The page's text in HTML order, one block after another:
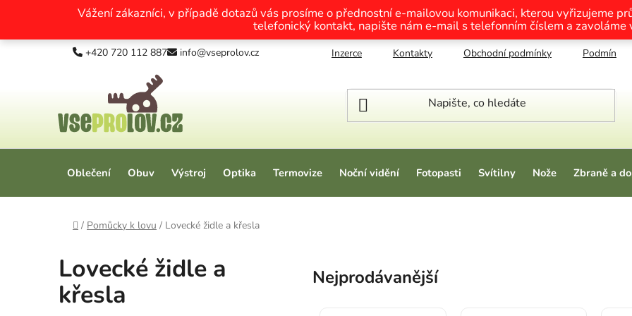
Přejít na obsah
Vážení zákazníci, v případě dotazů vás prosíme o přednostní e-mailovou komunikaci, kterou vyřizujeme
telefonický kontakt, napište nám e-mail s telefonním číslem a zavoláme
+420 720 112 887 info@vseprolov.cz Inzerce Kontakty Obchodní podmínky Podmínky
Oblečení Obuv Výstroj Optika Termovize Noční vidění Fotopasti Svítilny Nože Zbraně a
Domů
/ Pomůcky k lovu / Lovecké židle a křesla
Lovecké židle a
křesla
Nejprodávanější